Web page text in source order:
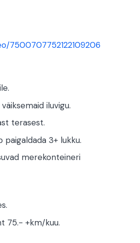
7500707752122109206
iluvigu.
terasest.
3+ lukku.
merekonteineri
75.- +km/kuu.